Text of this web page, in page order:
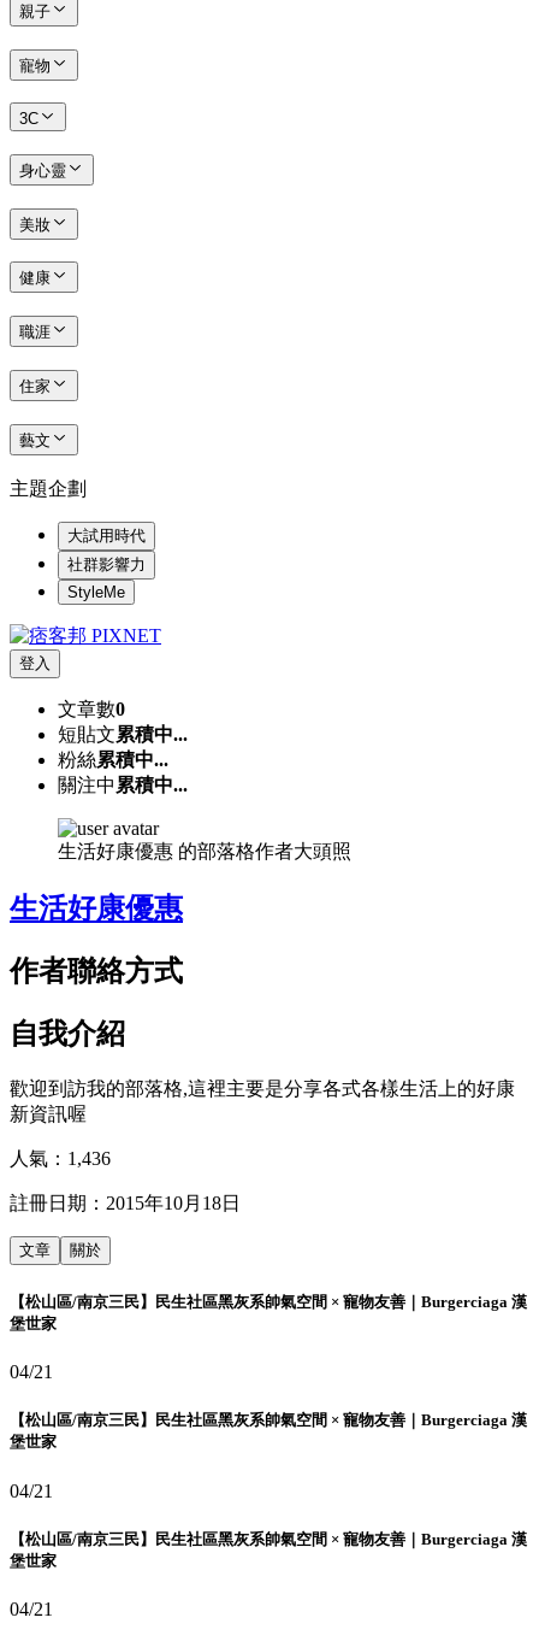
親子
寵物
3C
身心靈
美妝
健康
職涯
住家
藝文
主題企劃
大試用時代
社群影響力
StyleMe
登入
文章數0
短貼文累積中...
粉絲累積中...
關注中 累積中...
生活好康優惠 的部落格作者大頭照
生活好康優惠
作者聯絡方式
自我介紹
歡迎到訪我的部落格,這裡主要是分享各式各樣生活上的好康
新資訊喔
人氣： 1,436
註冊日期： 2015年10月18日
文章 關於
【松山區/南京三民】民生社區黑灰系帥氣空間 × 寵物友善｜Burgerciaga 漢
堡世家
04/21
【松山區/南京三民】民生社區黑灰系帥氣空間 × 寵物友善｜Burgerciaga 漢
堡世家
04/21
【松山區/南京三民】民生社區黑灰系帥氣空間 × 寵物友善｜Burgerciaga 漢
堡世家
04/21